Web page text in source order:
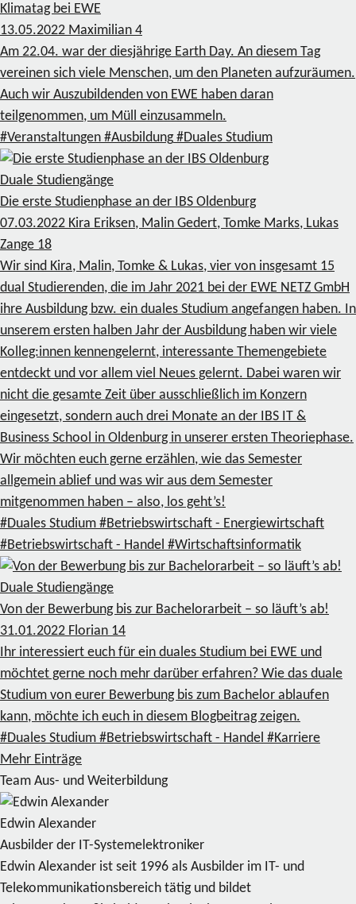
Klimatag bei EWE
13.05.2022 Maximilian 4
Am 22.04. war der diesjährige Earth Day. An diesem Tag
vereinen sich viele Menschen, um den Planeten aufzuräumen.
Auch wir Auszubildenden von EWE haben daran
teilgenommen, um Müll einzusammeln.
#Veranstaltungen #Ausbildung #Duales Studium
Duale Studiengänge
Die erste Studienphase an der IBS Oldenburg
07.03.2022 Kira Eriksen, Malin Gedert, Tomke Marks, Lukas
Zange 18
Wir sind Kira, Malin, Tomke & Lukas, vier von insgesamt 15
dual Studierenden, die im Jahr 2021 bei der EWE NETZ GmbH
ihre Ausbildung bzw. ein duales Studium angefangen haben. In
unserem ersten halben Jahr der Ausbildung haben wir viele
Kolleg:innen kennengelernt, interessante Themengebiete
entdeckt und vor allem viel Neues gelernt. Dabei waren wir
nicht die gesamte Zeit über ausschließlich im Konzern
eingesetzt, sondern auch drei Monate an der IBS IT &
Business School in Oldenburg in unserer ersten Theoriephase.
Wir möchten euch gerne erzählen, wie das Semester
allgemein ablief und was wir aus dem Semester
mitgenommen haben – also, los geht’s!
#Duales Studium #Betriebswirtschaft - Energiewirtschaft
#Betriebswirtschaft - Handel #Wirtschaftsinformatik
Duale Studiengänge
Von der Bewerbung bis zur Bachelorarbeit – so läuft’s ab!
31.01.2022 Florian 14
Ihr interessiert euch für ein duales Studium bei EWE und
möchtet gerne noch mehr darüber erfahren? Wie das duale
Studium von eurer Bewerbung bis zum Bachelor ablaufen
kann, möchte ich euch in diesem Blogbeitrag zeigen.
#Duales Studium #Betriebswirtschaft - Handel #Karriere
Mehr Einträge
Team Aus- und Weiterbildung
Edwin Alexander
Ausbilder der IT-Systemelektroniker
Edwin Alexander ist seit 1996 als Ausbilder im IT- und
Telekommunikationsbereich tätig und bildet